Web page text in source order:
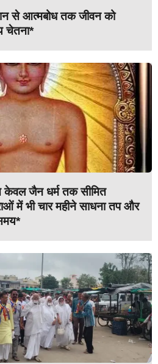
से आत्मबोध तक जीवन को
चेतना*
केवल जैन धर्म तक सीमित
में भी चार महीने साधना तप और